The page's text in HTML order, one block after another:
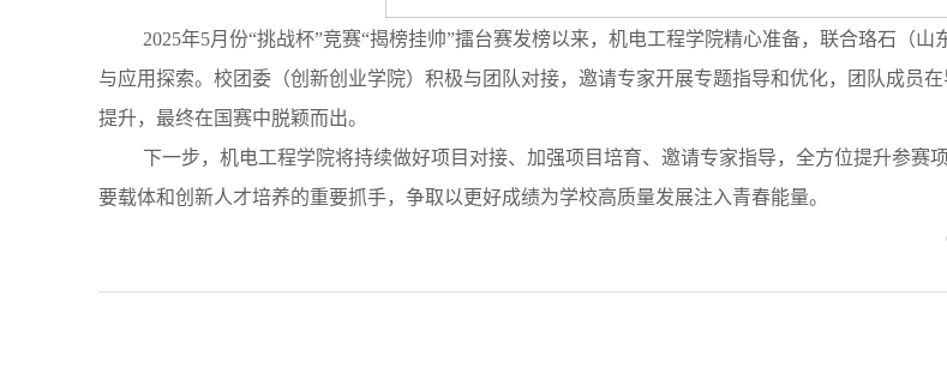
2025年5月份“挑战杯”竞赛“揭榜挂帅”擂台赛发榜以来，机电工程学院精心准备，联合珞石（
与应用探索。校团委（创新创业学院）积极与团队对接，邀请专家开展专题指导和优化，团队成员
提升，最终在国赛中脱颖而出。
下一步，机电工程学院将持续做好项目对接、加强项目培育、邀请专家指导，全方位提升参赛
要载体和创新人才培养的重要抓手，争取以更好成绩为学校高质量发展注入青春能量。